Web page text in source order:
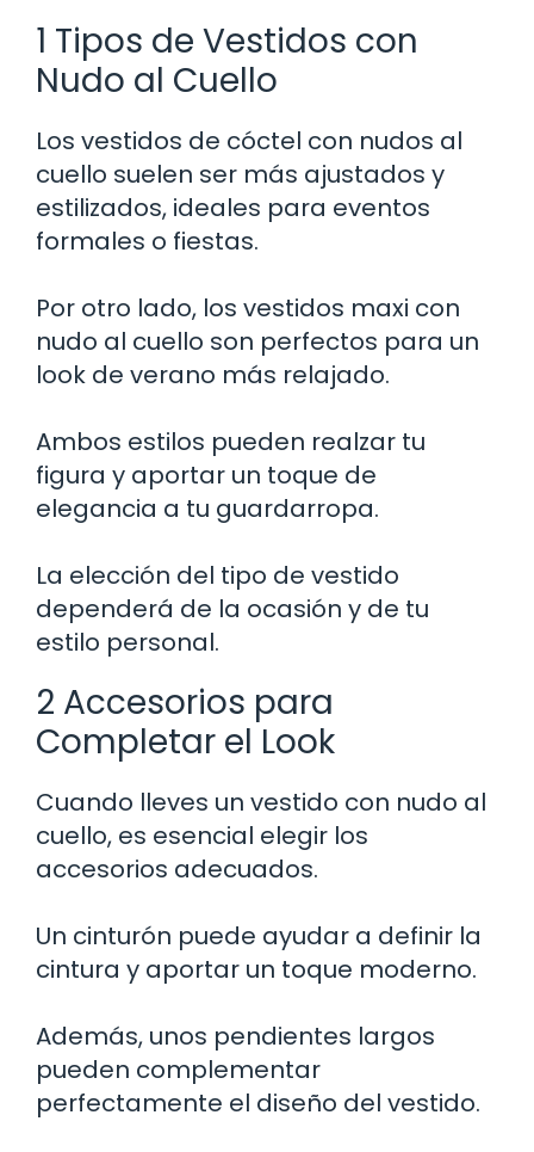
1 Tipos de Vestidos con
Nudo al Cuello
Los vestidos de cóctel con nudos al
cuello suelen ser más ajustados y
estilizados, ideales para eventos
formales o fiestas.
Por otro lado, los vestidos maxi con
nudo al cuello son perfectos para un
look de verano más relajado.
Ambos estilos pueden realzar tu
figura y aportar un toque de
elegancia a tu guardarropa.
La elección del tipo de vestido
dependerá de la ocasión y de tu
estilo personal.
2 Accesorios para
Completar el Look
Cuando lleves un vestido con nudo al
cuello, es esencial elegir los
accesorios adecuados.
Un cinturón puede ayudar a definir la
cintura y aportar un toque moderno.
Además, unos pendientes largos
pueden complementar
perfectamente el diseño del vestido.